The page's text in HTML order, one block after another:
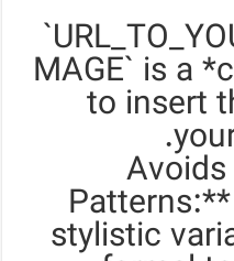
MAGE` is a
to insert
*
stylistic